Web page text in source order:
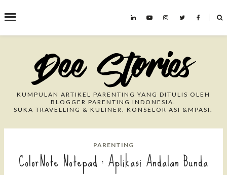
˟
Search This Blog
KUMPULAN ARTIKEL PARENTING YANG DITULIS OLEH
BLOGGER PARENTING INDONESIA.
SUKA TRAVELLING & KULINER. KONSELOR ASI &MPASI.
PARENTING
ColorNote Notepad : Aplikasi Andalan Bunda